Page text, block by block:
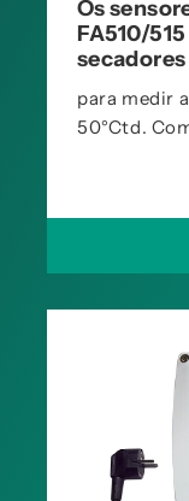
Os
FA510/
para medir
50°Ctd.